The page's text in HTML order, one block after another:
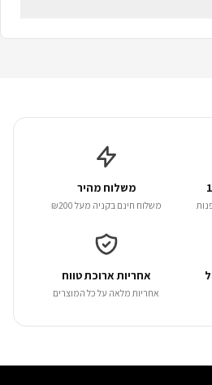
משלוח מהיר
משלוח חינם בקניה מעל ₪200
אחריות ארוכת טווח
אחריות מלאה על כל המוצרים